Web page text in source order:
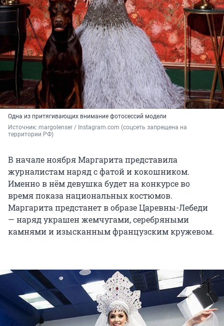
Одна из притягивающих внимание фотосессий модели
Источник: margolenser / Instagram.com (соцсеть запрещена на
территории РФ)
В начале ноября Маргарита представила
журналистам наряд с фатой и кокошником.
Именно в нём девушка будет на конкурсе во
время показа национальных костюмов.
Маргарита предстанет в образе Царевны-Лебеди
— наряд украшен жемчугами, серебряными
камнями и изысканным французским кружевом.